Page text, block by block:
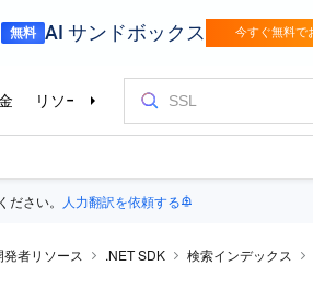
さい。 人力翻訳を依頼する
発者リソース .NET SDK 検索インデックス